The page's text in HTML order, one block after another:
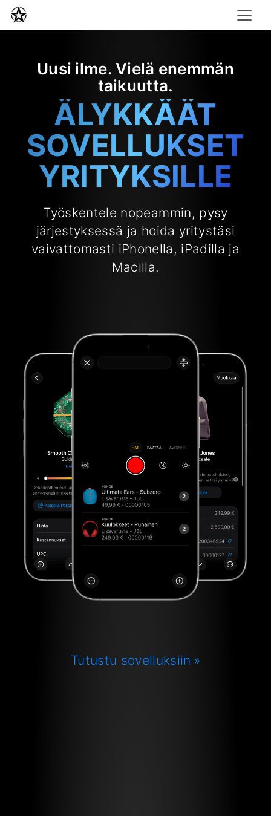
Uusi ilme. Vielä enemmän
taikuutta.
ÄLYKKÄÄT
SOVELLUKSET
YRITYKSILLE
Työskentele nopeammin, pysy
järjestyksessä ja hoida yritystäsi
vaivattomasti iPhonella, iPadilla ja
Macilla.
Tutustu sovelluksiin